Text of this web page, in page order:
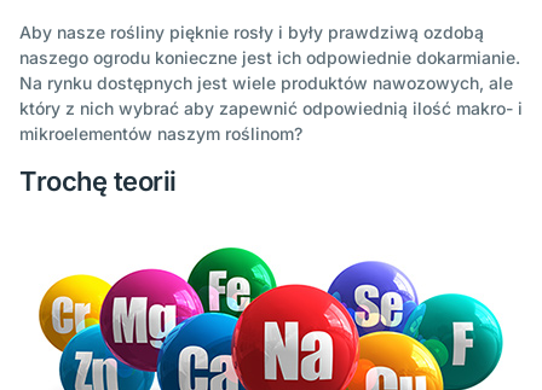
Aby nasze rośliny pięknie rosły i były prawdziwą ozdobą
naszego ogrodu konieczne jest ich odpowiednie dokarmianie.
Na rynku dostępnych jest wiele produktów nawozowych, ale
który z nich wybrać aby zapewnić odpowiednią ilość makro- i
mikroelementów naszym roślinom?
Trochę teorii